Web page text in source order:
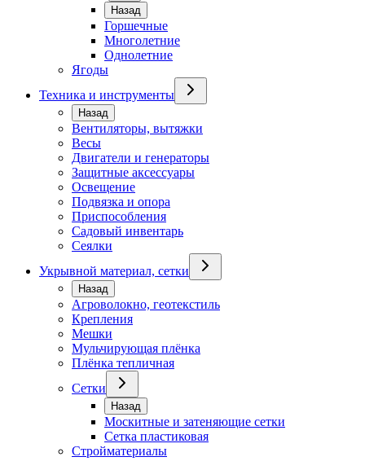
Назад
Горшечные
Многолетние
Однолетние
Ягоды
Техника и инструменты
Назад
Вентиляторы, вытяжки
Весы
Двигатели и генераторы
Защитные аксессуары
Освещение
Подвязка и опора
Приспособления
Садовый инвентарь
Сеялки
Укрывной материал, сетки
Назад
Агроволокно, геотекстиль
Крепления
Мешки
Мульчирующая плёнка
Плёнка тепличная
Сетки
Назад
Москитные и затеняющие сетки
Сетка пластиковая
Стройматериалы